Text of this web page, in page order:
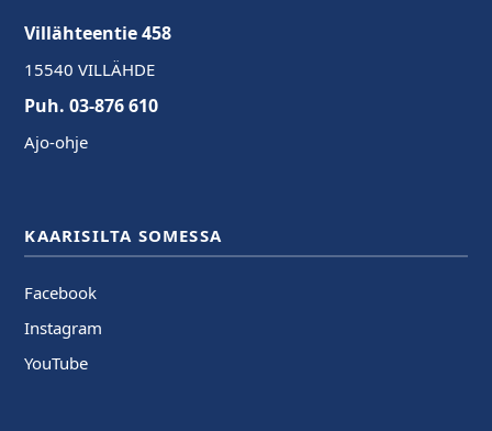
Villähteentie 458
15540 VILLÄHDE
Puh. 03-876 610
Ajo-ohje
KAARISILTA SOMESSA
Facebook
Instagram
YouTube